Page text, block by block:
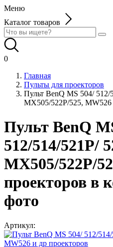
Меню
Каталог товаров
0
Главная
Пульты для проекторов
Пульт BenQ MS 504/ 512/
MX505/522P/525, MW526
Пульт BenQ
512/514/521P/
MX505/522P/
проекторов в
фото
Артикул: